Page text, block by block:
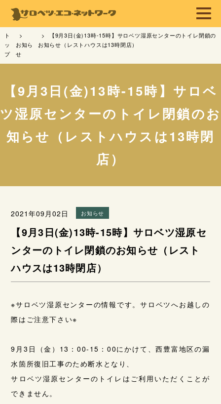
ト
ッ
プ
お知ら
せ
【9月3日(金)13時-15時】サロベツ湿原センターのトイレ閉鎖の
お知らせ（レストハウスは13時閉店）
【9月3日(金)13時-15時】サロベ
ツ湿原センターのトイレ閉鎖のお
知らせ（レストハウスは13時閉
店）
2021年09月02日 お知らせ
【9月3日(金)13時-15時】サロベツ湿原セ
ンターのトイレ閉鎖のお知らせ（レスト
ハウスは13時閉店）
※サロベツ湿原センターの情報です。サロベツへお越しの
際はご注意下さい※
9月3日（金）13：00-15：00にかけて、西豊富地区の漏
水箇所復旧工事のため断水となり、
サロベツ湿原センターのトイレはご利用いただくことが
できません。